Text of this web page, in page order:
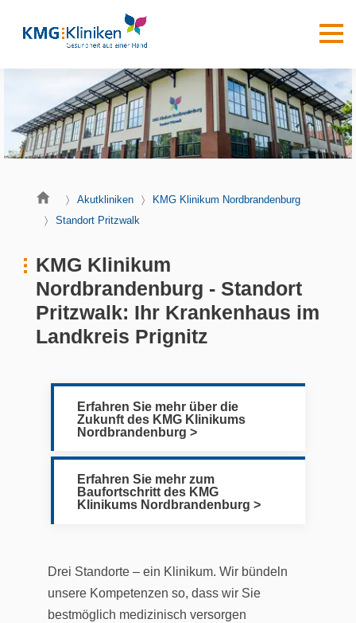
Akutkliniken
KMG Klinikum Nordbrandenburg
Standort Pritzwalk
KMG Klinikum
Nordbrandenburg - Standort
Pritzwalk: Ihr Krankenhaus im
Landkreis Prignitz
Erfahren Sie mehr über die
Zukunft des KMG Klinikums
Nordbrandenburg >
Erfahren Sie mehr zum
Baufortschritt des KMG
Klinikums Nordbrandenburg >
Drei Standorte – ein Klinikum. Wir bündeln
unsere Kompetenzen so, dass wir Sie
bestmöglich medizinisch versorgen